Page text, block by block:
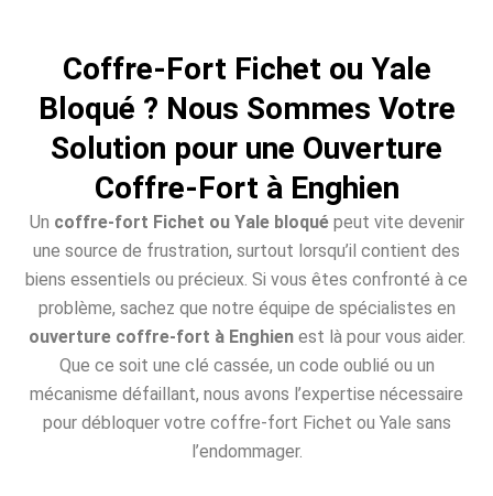
Coffre-Fort Fichet ou Yale
Bloqué ? Nous Sommes Votre
Solution pour une Ouverture
Coffre-Fort à Enghien
Un coffre-fort Fichet ou Yale bloquépeut vite devenir
une source de frustration, surtout lorsqu’il contient des
biens essentiels ou précieux. Si vous êtes confronté à ce
problème, sachez que notre équipe de spécialistes en
ouverture coffre-fort à Enghienest là pour vous aider.
Que ce soit une clé cassée, un code oublié ou un
mécanisme défaillant, nous avons l’expertise nécessaire
pour débloquer votre coffre-fort Fichet ou Yale sans
l’endommager.